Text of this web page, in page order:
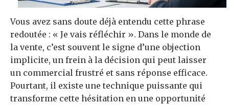
Vous avez sans doute déjà entendu cette phrase
redoutée : « Je vais réfléchir ». Dans le monde de
la vente, c’est souvent le signe d’une objection
implicite, un frein à la décision qui peut laisser
un commercial frustré et sans réponse efficace.
Pourtant, il existe une technique puissante qui
transforme cette hésitation en une opportunité